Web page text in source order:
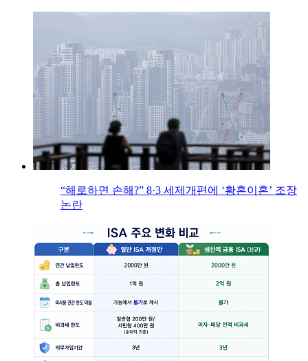
“해로하면 손해?” 8·3 세제개편에 ‘황혼이혼’ 조장
논란